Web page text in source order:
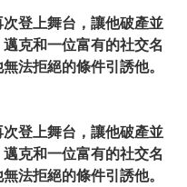
登上舞台，讓他破產並
克和一位富有的社交名
法拒絕的條件引誘他。
登上舞台，讓他破產並
克和一位富有的社交名
法拒絕的條件引誘他。